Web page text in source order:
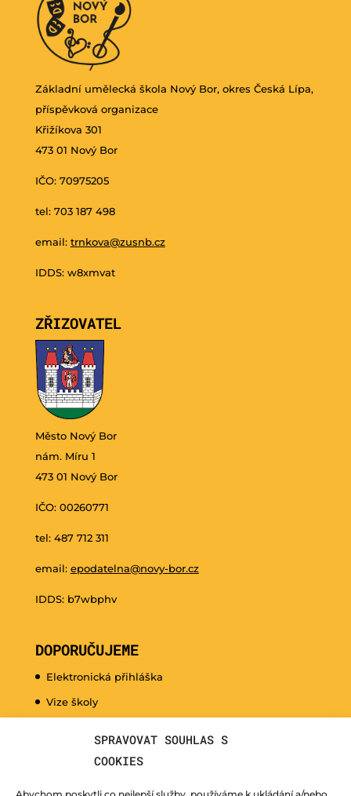
SPRAVOVAT SOUHLAS S
COOKIES
Základní umělecká škola Nový Bor, okres Česká Lípa,
příspěvková organizace
Křižíkova 301
473 01 Nový Bor
IČO: 70975205
tel: 703 187 498
email: trnkova@zusnb.cz
IDDS: w8xmvat
ZŘIZOVATEL
Město Nový Bor
nám. Míru 1
473 01 Nový Bor
IČO: 00260771
tel: 487 712 311
email: epodatelna@novy-bor.cz
IDDS: b7wbphv
DOPORUČUJEME
Elektronická přihláška
Vize školy